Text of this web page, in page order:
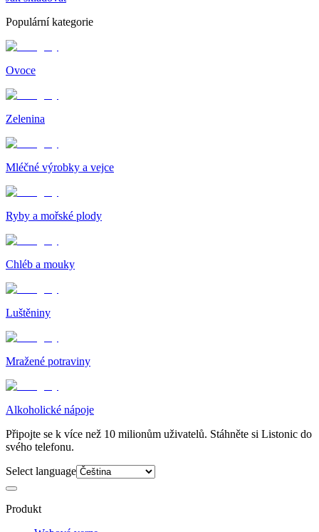
Populární kategorie
Ovoce
Zelenina
Mléčné výrobky a vejce
Ryby a mořské plody
Chléb a mouky
Luštěniny
Mražené potraviny
Alkoholické nápoje
Připojte se k více než 10 milionům uživatelů. Stáhněte si Listonic do
svého telefonu.
Select language
Produkt